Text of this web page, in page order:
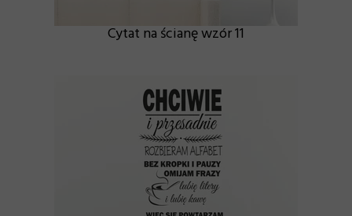
Cytat na ścianę wzór 11